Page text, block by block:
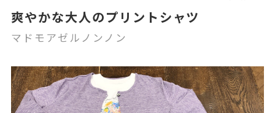
爽やかな大人のプリントシャツ
マドモアゼルノンノン